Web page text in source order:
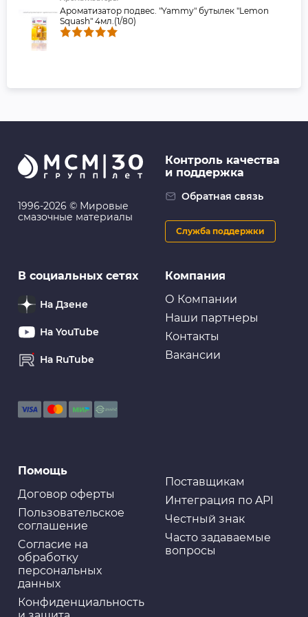
Ароматизатор подвес. "Yammy" бутылек "Lemon
Squash" 4мл.(1/80)
1996-2026 © Мировые
смазочные материалы
Компания
О Компании
Наши партнеры
Контакты
Вакансии
Помощь
Договор оферты
Пользовательское
соглашение
Cогласие на
обработку
персональных
данных
Конфиденциальность
Поставщикам
Интеграция по API
Честный знак
Часто задаваемые
вопросы
Контроль качества
и поддержка
Обратная связь
Служба поддержки
В социальных сетях
На Дзене
На YouTube
На RuTube